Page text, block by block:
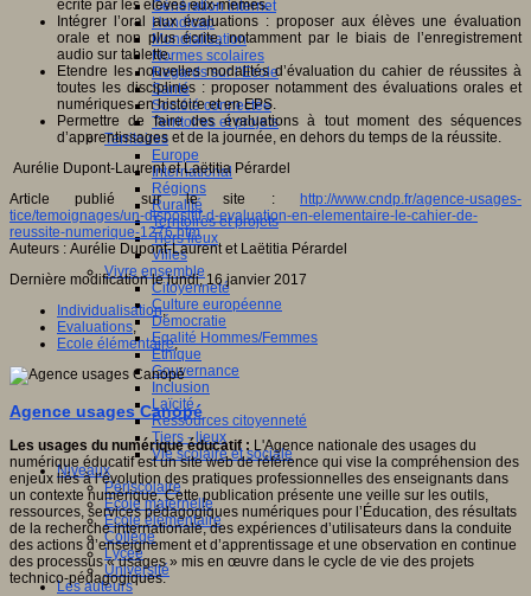
Génération internet
Handicap
Mondialisation
Normes scolaires
Regards sur l’Ecole
Santé
Société connectée
Territoires et projets
Territoires
Europe
International
Régions
Ruralité
Territoires et projets
Tiers lieux
Villes
Vivre ensemble
Citoyenneté
Culture européenne
Démocratie
Egalité Hommes/Femmes
Ethique
Gouvernance
Inclusion
Laïcité
Ressources citoyenneté
Tiers - lieux
Vie scolaire et sociale
Niveaux
Périscolaire
Ecole maternelle
Ecole élémentaire
Collège
Lycée
Université
Les auteurs
écrite par les élèves eux-mêmes.
Intégrer l’oral aux évaluations : proposer aux élèves une évaluation
orale et non plus écrite, notamment par le biais de l’enregistrement
audio sur tablette.
Etendre les nouvelles modalités d’évaluation du cahier de réussites à
toutes les disciplines : proposer notamment des évaluations orales et
numériques en histoire et en EPS.
Permettre de faire des évaluations à tout moment des séquences
d’apprentissages et de la journée, en dehors du temps de la réussite.
Aurélie Dupont-Laurent et Laëtitia Pérardel
Article publié sur le site :
http://www.cndp.fr/agence-usages-
tice/temoignages/un-dispositif-d-evaluation-en-elementaire-le-cahier-de-
reussite-numerique-1276.htm
Auteurs : Aurélie Dupont-Laurent et Laëtitia Pérardel
Dernière modification le lundi, 16 janvier 2017
Individualisation,
Evaluations,
Ecole élémentaire,
Agence usages Canopé
Les usages du numérique éducatif : L'Agence nationale des usages du
numérique éducatif est un site web de référence qui vise la compréhension des
enjeux liés à l’évolution des pratiques professionnelles des enseignants dans
un contexte numérique. Cette publication présente une veille sur les outils,
ressources, services pédagogiques numériques pour l’Éducation, des résultats
de la recherche internationale, des expériences d’utilisateurs dans la conduite
des actions d’enseignement et d’apprentissage et une observation en continue
des processus « usages » mis en œuvre dans le cycle de vie des projets
technico-pédagogiques.